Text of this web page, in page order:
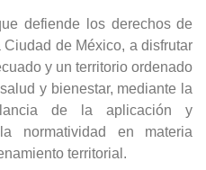
defiende los derechos de
Ciudad de México, a disfrutar
y un territorio ordenado
y bienestar, mediante la
de la aplicación y
normatividad en materia
territorial.